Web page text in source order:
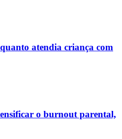
atendia criança com
o burnout parental,